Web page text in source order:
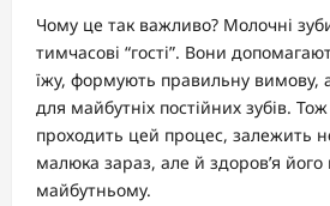
Чому це так важливо? Молочні
тимчасові “гості”. Вони
їжу, формують правильну вимову,
для майбутніх постійних зубів.
проходить цей процес, залежить
малюка зараз, але й здоров’я
майбутньому.